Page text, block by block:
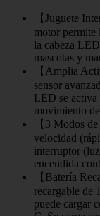
【Juguete
motor permite
la cabeza
mascotas y
【Amplia
sensor
LED se activa
movimiento
【3 Modos
velocidad
interruptor
encendida
【Batería
recargable de
puede cargar